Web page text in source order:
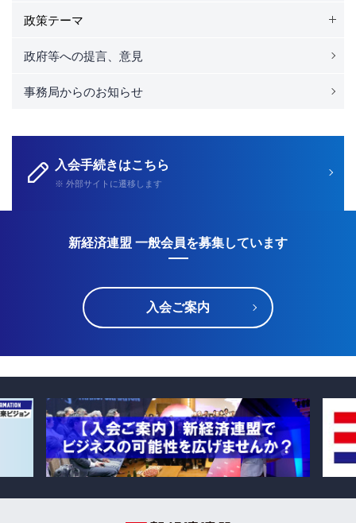
政策テーマ
政府等への提言、意見
事務局からのお知らせ
入会手続きはこちら
※ 外部サイトに遷移します
新経済連盟 一般会員を募集しています
入会ご案内